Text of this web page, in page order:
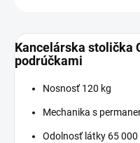
Kancelárska stolička
podrúčkami
Nosnosť 120 kg
Mechanika s
Odolnosť látky 65 000